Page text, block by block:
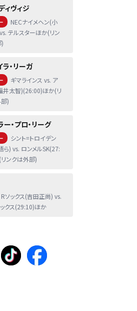
ィヴィジ
NECナイメヘン(小
テルスターほか(リン
ラ・リーガ
ギマラインス vs. ア
井太智)(26:00)ほか(リ
)
ー・プロ・リーグ
シント=トロイデン
ら) vs. ロンメルSK(27:
ンクは外部)
Rソックス(吉田正尚) vs.
クス(29:10)ほか